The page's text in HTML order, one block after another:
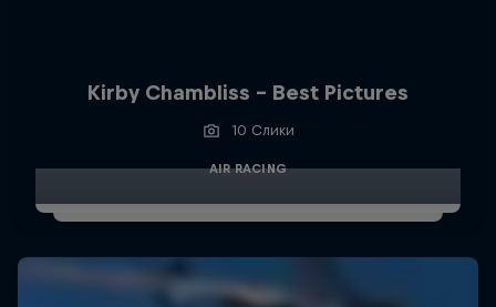
Kirby Chambliss - Best Pictures
10 Слики
AIR RACING